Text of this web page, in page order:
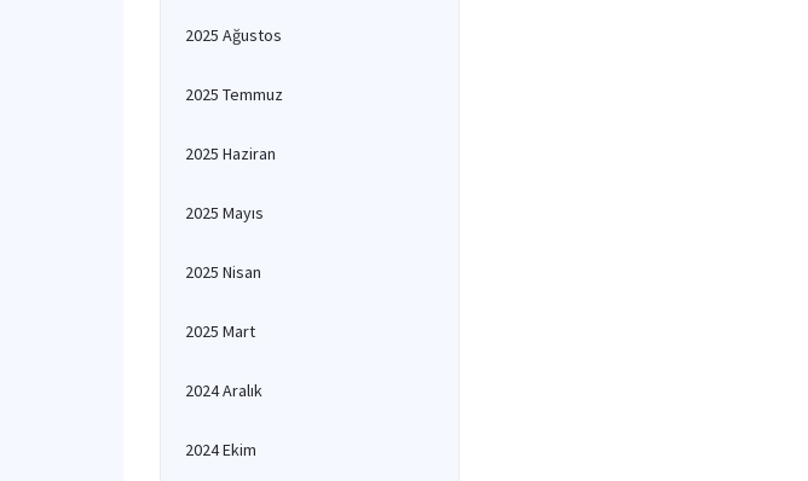
2025 Ağustos
2025 Temmuz
2025 Haziran
2025 Mayıs
2025 Nisan
2025 Mart
2024 Aralık
2024 Ekim